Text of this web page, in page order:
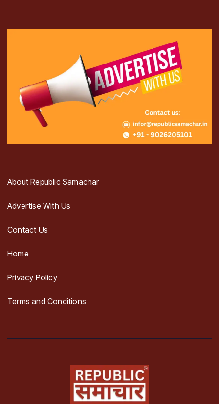
About Republic Samachar
Advertise With Us
Contact Us
Home
Privacy Policy
Terms and Conditions